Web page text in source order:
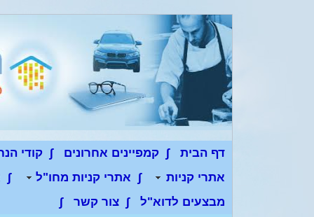
דף הבית ∫ קמפיינים אחרונים ∫ קודי
אתרי קניות
∫ אתרי קניות מחו"ל ∫
מבצעים לדוא"ל
∫ צור קשר ∫